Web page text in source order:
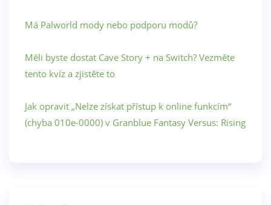
Má Palworld mody nebo podporu modů?
Měli byste dostat Cave Story + na Switch? Vezměte
tento kvíz a zjistěte to
Jak opravit „Nelze získat přístup k online funkcím“
(chyba 010e-0000) v Granblue Fantasy Versus: Rising